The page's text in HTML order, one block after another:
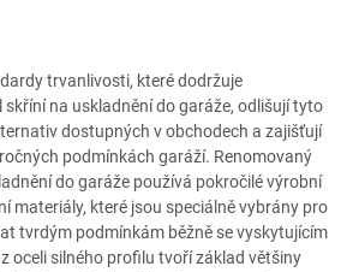
trvanlivosti, které dodržuje
na uskladnění do garáže, odlišují tyto
dostupných v obchodech a zajišťují
podmínkách garáží. Renomovaný
do garáže používá pokročilé výrobní
materiály, které jsou speciálně vybrány pro
tvrdým podmínkám běžně se vyskytujícím
oceli silného profilu tvoří základ většiny